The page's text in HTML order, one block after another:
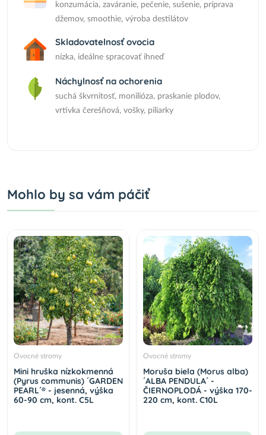
konzumácia, zaváranie, pečenie, sušenie, príprava
džemov, smoothie, výroba destilátov
Skladovatelnosť ovocia
nízka, ideálne spracovať ihneď
Náchylnosť na ochorenia
suchá škvrnitosť, monilióza, praskanie plodov,
vrtivka čerešňová, vošky, piliarky
Mohlo by sa vám páčiť
Ovocné stromy
Mini hruška nízkokmenná
(Pyrus communis) ´GARDEN
PEARL´® - jesenná, výška
60-90 cm, kont. C5L
Ovocné stromy
Moruša biela (Morus alba)
´ALBA PENDULA´ -
ČIERNOPLODÁ - výška 170-
220 cm, kont. C10L